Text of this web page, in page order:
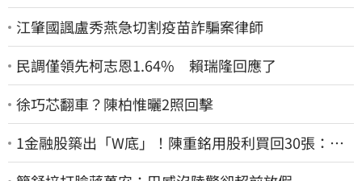
江肇國諷盧秀燕急切割疫苗詐騙案律師
民調僅領先柯志恩1.64% 賴瑞隆回應了
徐巧芯翻車？陳柏惟曬2照回擊
1金融股築出「W底」！陳重銘用股利買回30張：堅
固穩定的搖錢樹